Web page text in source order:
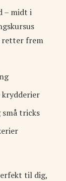
– midt i
retter frem
krydderier
tricks
til dig,